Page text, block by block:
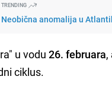
TRENDING
Neobična anomalija u
u vodu26. februara,
ciklus.